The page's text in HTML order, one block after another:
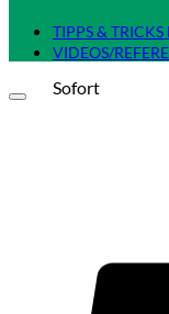
Sofort
TIPPS &
VIDEOS/